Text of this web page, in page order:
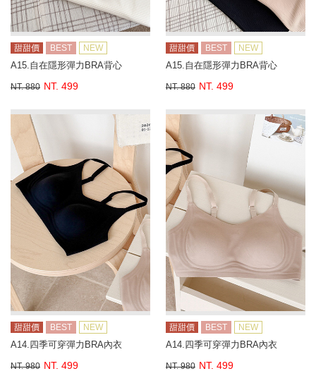
甜甜價 BEST NEW
A15.自在隱形彈力BRA背心
NT. 880 NT. 499
甜甜價 BEST NEW
A15.自在隱形彈力BRA背心
NT. 880 NT. 499
甜甜價 BEST NEW
A14.四季可穿彈力BRA內衣
NT. 980 NT. 499
甜甜價 BEST NEW
A14.四季可穿彈力BRA內衣
NT. 980 NT. 499